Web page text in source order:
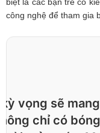
biệt là các bạn trẻ có
công nghệ để tham gia
vọng sẽ
chỉ có